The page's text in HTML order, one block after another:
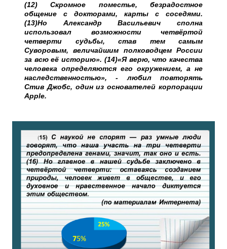
(12) Скромное поместье, безрадостное
общение с докторами, карты с соседями.
(13)Но Александр Васильевич сполна
использовал возможности четвёртой
четверти судьбы, став тем самым
Суворовым, величайшим полководцем России
за всю её историю». (14)«Я верю, что качества
человека определяются его окружением, а не
наследственностью», - любил повторять
Стив Джобс, один из основателей корпорации
Apple.